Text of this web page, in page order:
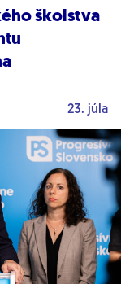
školstva
23. júla